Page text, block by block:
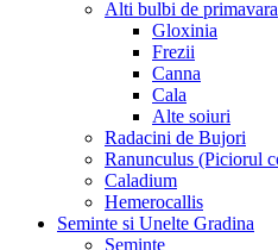
Alti bulbi de primavara
Gloxinia
Frezii
Canna
Cala
Alte soiuri
Radacini de Bujori
Ranunculus (Piciorul
Caladium
Hemerocallis
Seminte si Unelte Gradina
Seminte